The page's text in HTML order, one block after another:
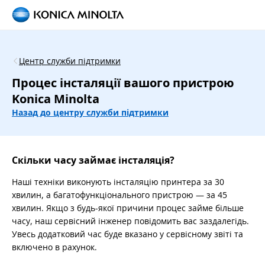
Центр служби підтримки
Процес інсталяції вашого пристрою
Konica Minolta
Назад до центру служби підтримки
Скільки часу займає інсталяція?
Наші техніки виконують інсталяцію принтера за 30
хвилин, а багатофункціонального пристрою — за 45
хвилин. Якщо з будь-якої причини процес займе більше
часу, наш сервісний інженер повідомить вас заздалегідь.
Увесь додатковий час буде вказано у сервісному звіті та
включено в рахунок.